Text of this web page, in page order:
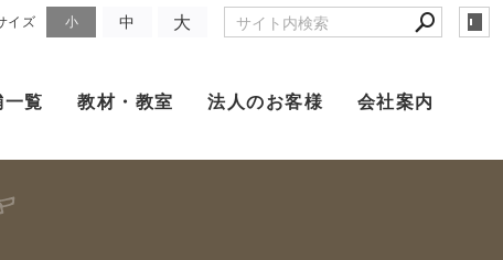
イズ 小 中 大
一覧 教材・教室 法人のお客様 会社案内